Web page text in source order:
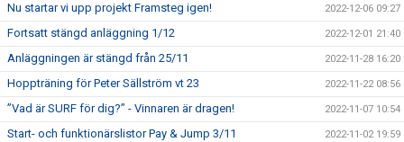
Nu startar vi upp projekt Framsteg igen! 2022-12-06 09:27
Fortsatt stängd anläggning 1/12 2022-12-01 21:40
Anläggningen är stängd från 25/11 2022-11-28 16:20
Hoppträning för Peter Sällström vt 23 2022-11-22 08:56
”Vad är SURF för dig?” - Vinnaren är dragen! 2022-11-07 10:54
Start- och funktionärslistor Pay & Jump 3/11 2022-11-02 19:59